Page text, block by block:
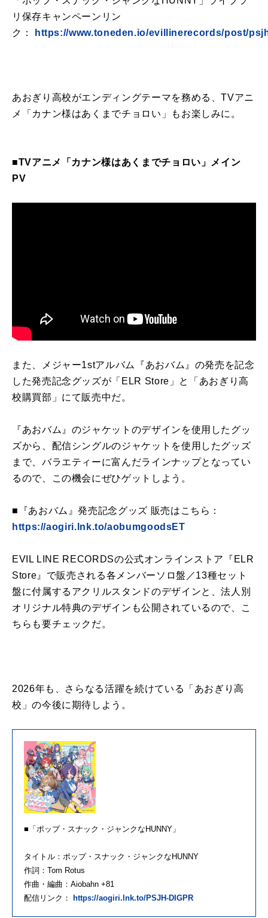
リ保存キャンペーンリン
ク：
https://www.toneden.io/evillinerecords/post/
あおぎり高校がエンディングテーマを務める、TVアニ
メ「カナン様はあくまでチョロい」もお楽しみに。
■TVアニメ「カナン様はあくまでチョロい」メイン
PV
また、メジャー1stアルバム『あおバム』の発売を記念
した発売記念グッズが「ELR Store」と「あおぎり高
校購買部」にて販売中だ。
『あおバム』のジャケットのデザインを使用したグッ
ズから、配信シングルのジャケットを使用したグッズ
まで、バラエティーに富んだラインナップとなってい
るので、この機会にぜひゲットしよう。
■『あおバム』発売記念グッズ 販売はこちら：
https://aogiri.lnk.to/aobumgoodsET
EVIL LINE RECORDSの公式オンラインストア『ELR
Store』で販売される各メンバーソロ盤／13種セット
盤に付属するアクリルスタンドのデザインと、法人別
オリジナル特典のデザインも公開されているので、こ
ちらも要チェックだ。
2026年も、さらなる活躍を続けている「あおぎり高
校」の今後に期待しよう。
■「ポップ・スナック・ジャンクなHUNNY」
タイトル：ポップ・スナック・ジャンクなHUNNY
作詞：Tom Rotus
作曲・編曲：Aiobahn +81
配信リンク： https://aogiri.lnk.to/PSJH-DIGPR